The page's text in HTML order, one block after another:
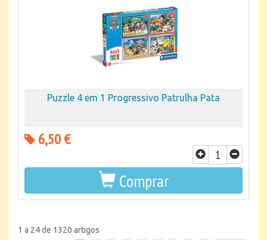
Puzzle 4 em 1 Progressivo Patrulha Pata
6,50 €
Comprar
1 a 24 de 1320 artigos